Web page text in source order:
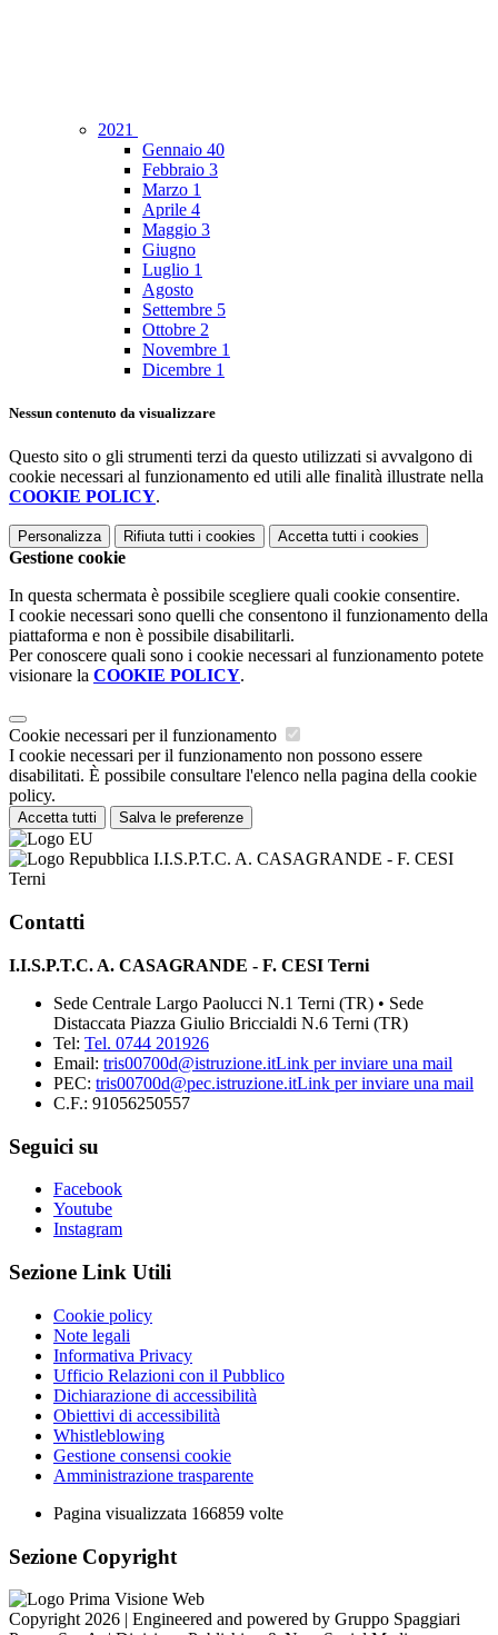
2021
Gennaio 40
Febbraio 3
Marzo 1
Aprile 4
Maggio 3
Giugno
Luglio 1
Agosto
Settembre 5
Ottobre 2
Novembre 1
Dicembre 1
Nessun contenuto da visualizzare
Questo sito o gli strumenti terzi da questo utilizzati si avvalgono di
cookie necessari al funzionamento ed utili alle finalità illustrate nella
COOKIE POLICY.
Personalizza Rifiuta tutti i cookies Accetta tutti i cookies
Gestione cookie
In questa schermata è possibile scegliere quali cookie consentire.
I cookie necessari sono quelli che consentono il funzionamento della
piattaforma e non è possibile disabilitarli.
Per conoscere quali sono i cookie necessari al funzionamento potete
visionare la COOKIE POLICY.
Cookie necessari per il funzionamento
I cookie necessari per il funzionamento non possono essere
disabilitati. È possibile consultare l'elenco nella pagina della cookie
policy.
Accetta tutti Salva le preferenze
I.I.S.P.T.C. A. CASAGRANDE - F. CESI
Terni
Contatti
I.I.S.P.T.C. A. CASAGRANDE - F. CESI Terni
Sede Centrale Largo Paolucci N.1 Terni (TR) • Sede
Distaccata Piazza Giulio Briccialdi N.6 Terni (TR)
Tel: Tel. 0744 201926
Email: tris00700d@istruzione.itLink per inviare una mail
PEC: tris00700d@pec.istruzione.itLink per inviare una mail
C.F.: 91056250557
Seguici su
Facebook
Youtube
Instagram
Sezione Link Utili
Cookie policy
Note legali
Informativa Privacy
Ufficio Relazioni con il Pubblico
Dichiarazione di accessibilità
Obiettivi di accessibilità
Whistleblowing
Gestione consensi cookie
Amministrazione trasparente
Pagina visualizzata 166859 volte
Sezione Copyright
Copyright 2026 | Engineered and powered by Gruppo Spaggiari